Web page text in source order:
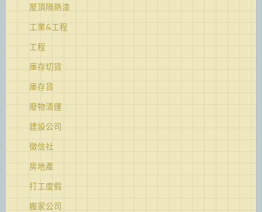
屋頂隔熱漆
工業&工程
工程
庫存切貨
庫存貨
廢物清運
建設公司
徵信社
房地產
打工度假
搬家公司